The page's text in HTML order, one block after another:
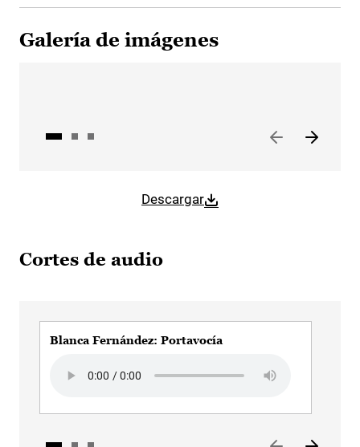
Galería de imágenes
Descargar
Cortes de audio
Blanca Fernández: Portavocía